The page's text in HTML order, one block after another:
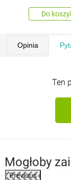
Do
Opinia
Ten
Mogłoby
Previous